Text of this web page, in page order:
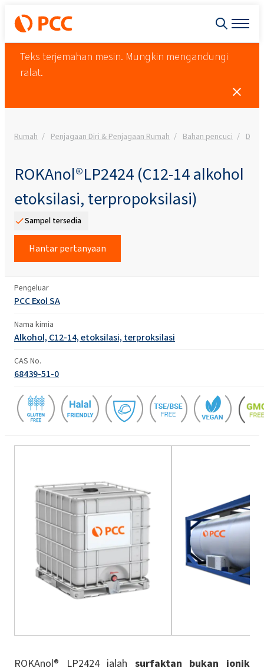
Teks terjemahan mesin. Mungkin mengandungi
ralat.
Rumah Penjagaan Diri & Penjagaan Rumah Bahan pencuci
ROKAnol®LP2424 (C12-14 alkohol
etoksilasi, terpropoksilasi)
Sampel tersedia
Hantar pertanyaan
Pengeluar
PCC Exol SA
Nama kimia
Alkohol, C12-14, etoksilasi, terproksilasi
CAS No.
68439-51-0
ROKAnol® LP2424 ialah surfaktan bukan ionik